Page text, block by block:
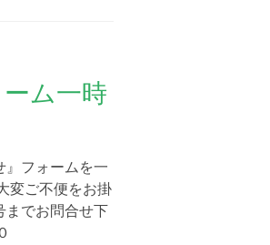
ム一時
』フォームを一
変ご不便をお掛
までお問合せ下